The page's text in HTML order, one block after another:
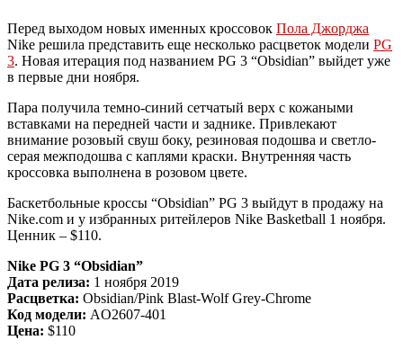
Перед выходом новых именных кроссовок Пола Джорджа
Nike решила представить еще несколько расцветок модели PG
3. Новая итерация под названием PG 3 “Obsidian” выйдет уже
в первые дни ноября.
Пара получила темно-синий сетчатый верх с кожаными
вставками на передней части и заднике. Привлекают
внимание розовый свуш боку, резиновая подошва и светло-
серая межподошва с каплями краски. Внутренняя часть
кроссовка выполнена в розовом цвете.
Баскетбольные кроссы “Obsidian” PG 3 выйдут в продажу на
Nike.com и у избранных ритейлеров Nike Basketball 1 ноября.
Ценник – $110.
Nike PG 3 “Obsidian”
Дата релиза: 1 ноября 2019
Расцветка: Obsidian/Pink Blast-Wolf Grey-Chrome
Код модели: AO2607-401
Цена: $110